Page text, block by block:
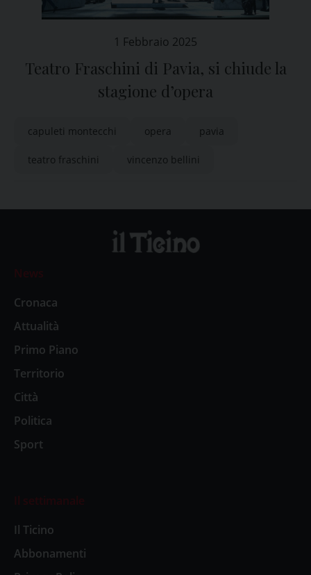
1 Febbraio 2025
Teatro Fraschini di Pavia, si chiude la
stagione d’opera
capuleti montecchi opera pavia
teatro fraschini vincenzo bellini
News
Cronaca
Attualità
Primo Piano
Territorio
Città
Politica
Sport
Il settimanale
Il Ticino
Abbonamenti